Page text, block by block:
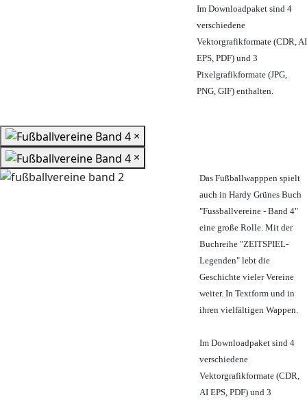
Im Downloadpaket sind 4
verschiedene
Vektorgrafikformate (CDR, AI
EPS, PDF) und 3
Pixelgrafikformate (JPG,
PNG, GIF) enthalten.
×
×
Das Fußballwapppen spielt
auch in Hardy Grünes Buch
"Fussballvereine - Band 4"
eine große Rolle. Mit der
Buchreihe "ZEITSPIEL-
Legenden" lebt die
Geschichte vieler Vereine
weiter. In Textform und in
ihren vielfältigen Wappen.
Im Downloadpaket sind 4
verschiedene
Vektorgrafikformate (CDR,
AI EPS, PDF) und 3